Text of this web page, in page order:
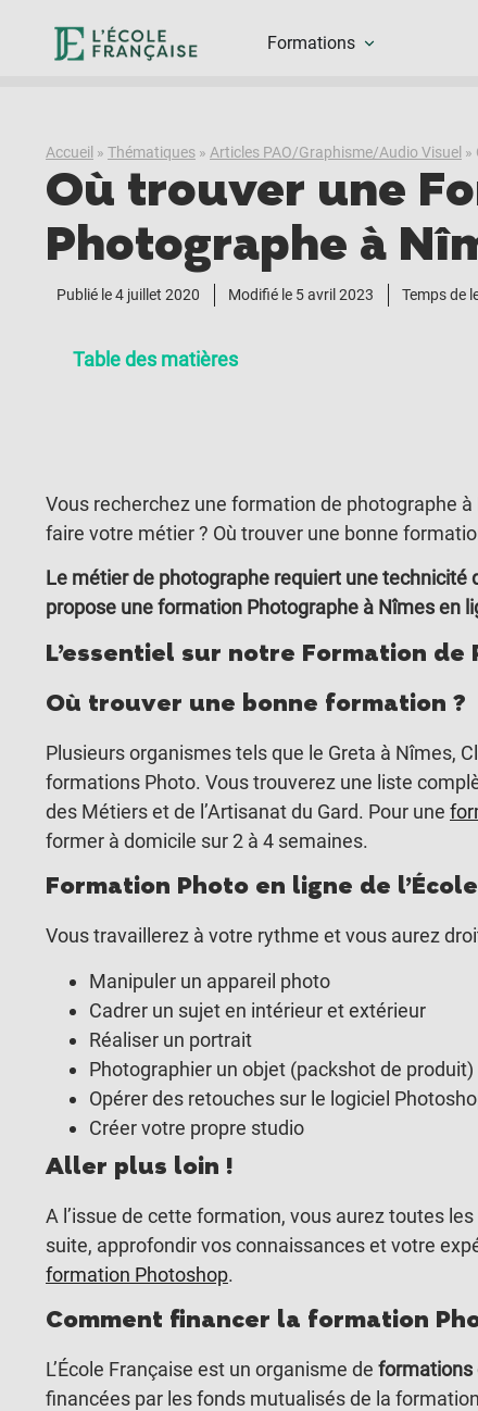
Formations
Accueil » Thématiques » Articles PAO/Graphisme/Audio Visuel »
Où trouver une
Photographe à
Publié le4 juillet 2020 Modifié le 5 avril 2023 Temps de
Table des matières
Vous recherchez une formation de photographe
faire votre métier ? Où trouver une bonne
Le métier de photographe requiert une technicité
propose une formation Photographe à Nîmes en
L’essentiel sur notre Formation
Où trouver une bonne formation ?
Plusieurs organismes tels que le Greta à Nîmes,
formations Photo. Vous trouverez une liste
des Métiers et de l’Artisanat du Gard. Pour une
former à domicile sur 2 à 4 semaines.
Formation Photo en ligne de
Vous travaillerez à votre rythme et vous aurez
Manipuler un appareil photo
Cadrer un sujet en intérieur et extérieur
Réaliser un portrait
Photographier un objet (packshot de produit)
Opérer des retouches sur le logiciel
Créer votre propre studio
Aller plus loin !
A l’issue de cette formation, vous aurez toutes
suite, approfondir vos connaissances et votre
formation Photoshop.
Comment financer la formation
L’École Française est un organisme de formations
financées par les fonds mutualisés de la